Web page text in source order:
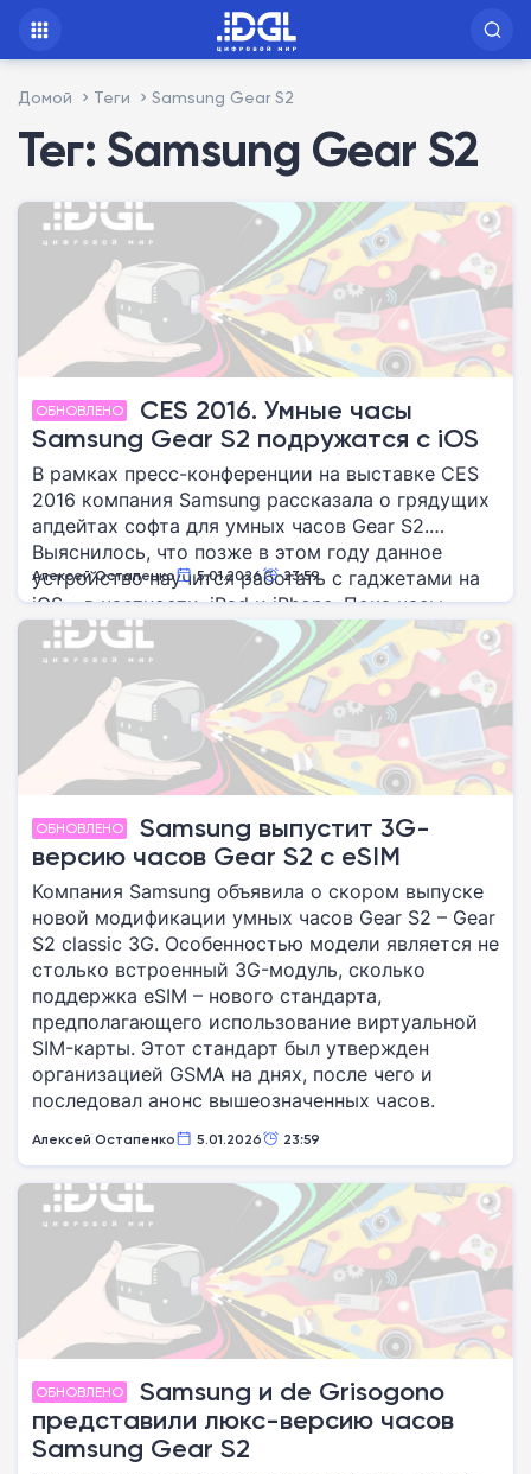
Домой Теги Samsung Gear S2
Тег: Samsung Gear S2
ОБНОВЛЕНО
CES 2016. Умные часы
Samsung Gear S2 подружатся с iOS
В рамках пресс-конференции на выставке CES
2016 компания Samsung рассказала о грядущих
апдейтах софта для умных часов Gear S2.
Выяснилось, что позже в этом году данное
устройство научится работать с гаджетами на
iOS – в частности, iPad и iPhone. Пока часы,
напомним, совместимы лишь с Android.
Алексей Остапенко 5.01.2026 23:59
ОБНОВЛЕНО
Samsung выпустит 3G-
версию часов Gear S2 с eSIM
Компания Samsung объявила о скором выпуске
новой модификации умных часов Gear S2 – Gear
S2 classic 3G. Особенностью модели является не
столько встроенный 3G-модуль, сколько
поддержка eSIM – нового стандарта,
предполагающего использование виртуальной
SIM-карты. Этот стандарт был утвержден
организацией GSMA на днях, после чего и
последовал анонс вышеозначенных часов.
Алексей Остапенко 5.01.2026 23:59
ОБНОВЛЕНО
Samsung и de Grisogono
представили люкс-версию часов
Samsung Gear S2